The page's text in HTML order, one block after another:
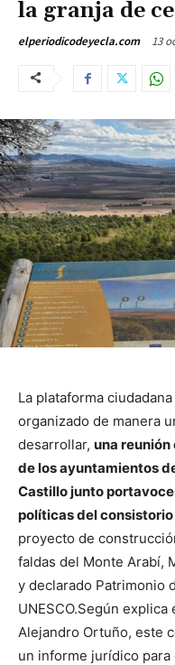
la granja de
elperiodicodeyecla.com 13
La plataforma
organizado de manera
desarrollar, una
de los ayuntamientos
Castillo junto
políticas del
proyecto de
faldas del Monte Arabí,
y declarado Patrimonio
UNESCO.Según explica
Alejandro Ortuño, este
un informe jurídico